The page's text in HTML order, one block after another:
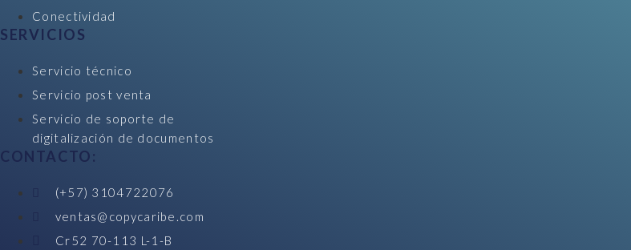
Conectividad
SERVICIOS
Servicio técnico
Servicio post venta
Servicio de soporte de
digitalización de documentos
CONTACTO:
(+57) 3104722076
ventas@copycaribe.com
Cr52 70-113 L-1-B